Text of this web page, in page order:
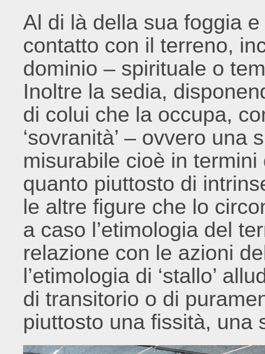
Al di là della sua foggia
contatto con il terreno,
dominio – spirituale o
Inoltre la sedia,
di colui che la occupa,
‘sovranità’ – ovvero
misurabile cioè in
quanto piuttosto di
le altre figure che lo
a caso l’etimologia del
relazione con le azioni
l’etimologia di ‘stallo’
di transitorio o di
piuttosto una fissità, una